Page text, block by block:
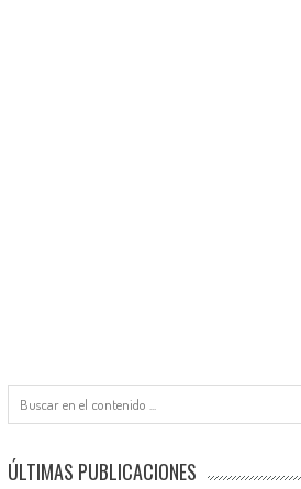
ÚLTIMAS PUBLICACIONES